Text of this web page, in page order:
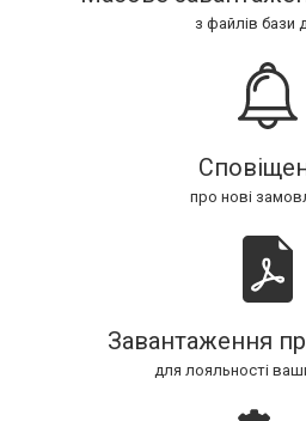
з файлів бази
про нові
Завантаження
для лояльності